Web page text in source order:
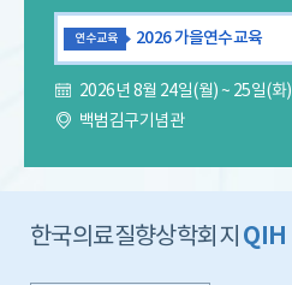
연수교육 2026 가을연수교육
2026년 8월 24일(월) ~ 25일(화)
백범김구기념관
한국의료질향상학회지 QIH